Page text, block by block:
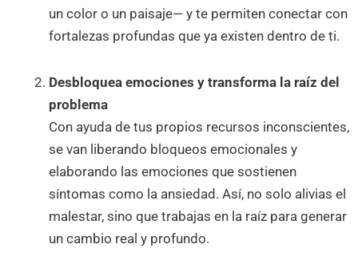
un color o un paisaje— y te permiten conectar con
fortalezas profundas que ya existen dentro de ti.
Desbloquea emociones y transforma la raíz del
problema
Con ayuda de tus propios recursos inconscientes,
se van liberando bloqueos emocionales y
elaborando las emociones que sostienen
síntomas como la ansiedad. Así, no solo alivias el
malestar, sino que trabajas en la raíz para generar
un cambio real y profundo.